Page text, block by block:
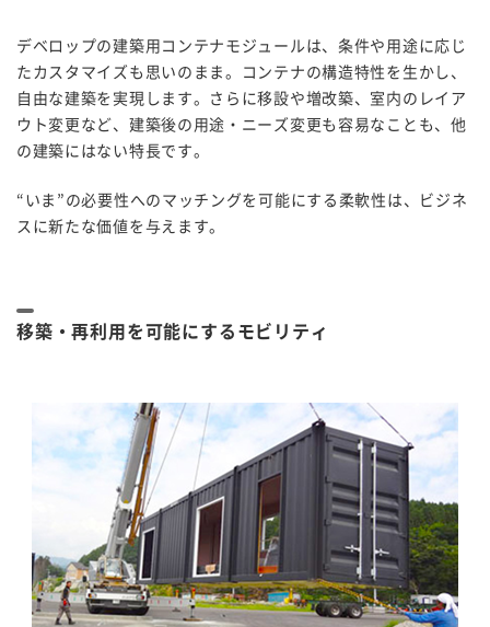
デベロップの建築用コンテナモジュールは、条件や用途に応じ
たカスタマイズも思いのまま。コンテナの構造特性を生かし、
自由な建築を実現します。さらに移設や増改築、室内のレイア
ウト変更など、建築後の用途・ニーズ変更も容易なことも、他
の建築にはない特長です。
“いま”の必要性へのマッチングを可能にする柔軟性は、ビジネ
スに新たな価値を与えます。
移築・再利用を可能にするモビリティ